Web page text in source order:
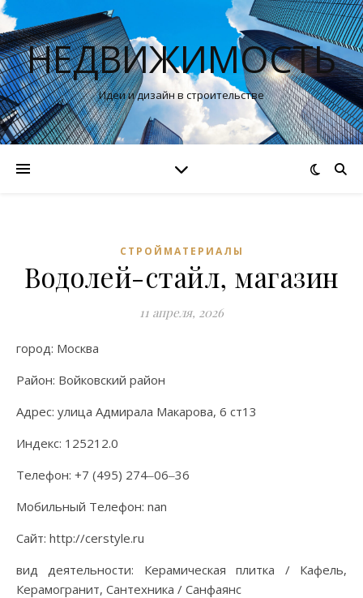
НЕДВИЖИМОСТЬ
Идеи и дизайн в строительстве
СТРОЙМАТЕРИАЛЫ
Водолей-стайл, магазин
11 апреля, 2026
город: Москва
Район: Войковский район
Адрес: улица Адмирала Макарова, 6 ст13
Индекс: 125212.0
Телефон: +7 (495) 274‒06‒36
Мобильный Телефон: nan
Сайт: http://cerstyle.ru
вид деятельности: Керамическая плитка / Кафель,
Керамогранит, Сантехника / Санфаянс